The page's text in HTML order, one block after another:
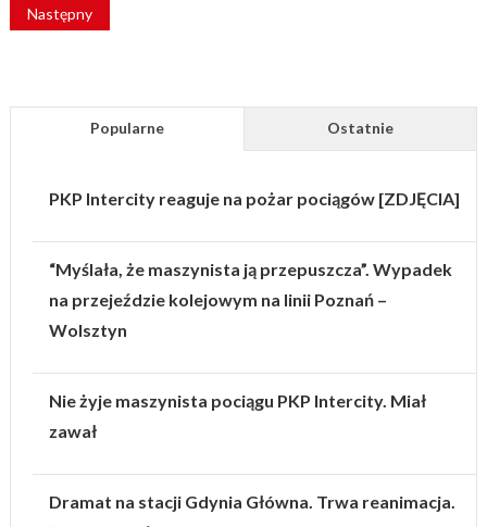
Następny
Popularne Ostatnie
PKP Intercity reaguje na pożar pociągów [ZDJĘCIA]
“Myślała, że maszynista ją przepuszcza”. Wypadek
na przejeździe kolejowym na linii Poznań –
Wolsztyn
Nie żyje maszynista pociągu PKP Intercity. Miał
zawał
Dramat na stacji Gdynia Główna. Trwa reanimacja.